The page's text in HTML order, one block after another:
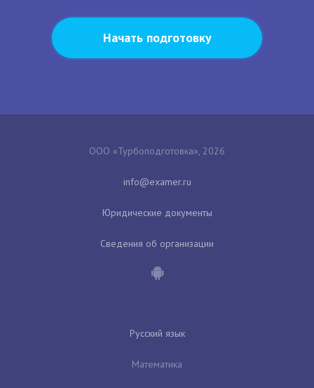
Начать подготовку
ООО «Турбоподготовка», 2026
Юридические документы
Сведения об организации
Русский язык
Математика